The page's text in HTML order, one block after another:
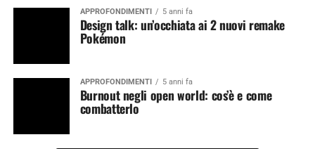
APPROFONDIMENTI 5 anni fa
Design talk: un’occhiata ai 2 nuovi remake
Pokémon
APPROFONDIMENTI 5 anni fa
Burnout negli open world: cos’è e come
combatterlo